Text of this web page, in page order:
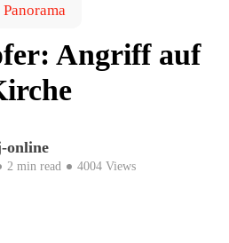
Panorama
Angriff auf
online
2 min read 4004 Views